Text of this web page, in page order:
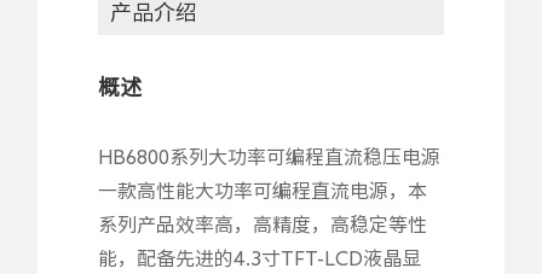
产品介绍
概述
HB6800系列大功率可编程直流稳压电源
一款高性能大功率可编程直流电源，本
系列产品效率高，高精度，高稳定等性
能，配备先进的4.3寸TFT-LCD液晶显